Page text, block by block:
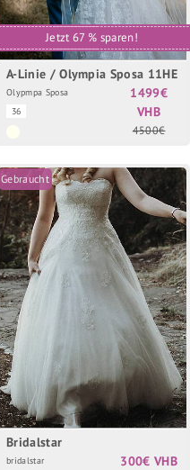
Jetzt 67 % sparen!
A-Linie / Olympia Sposa 11HE
Olypmpa Sposa
36
1499€
VHB
4500€
Gebraucht
Bridalstar
bridalstar
300€ VHB